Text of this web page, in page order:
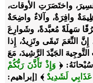
واختَصَرَتِ الأَوقات،
وافِرَةٌ، وآلاءٌ واضِحَةٌ
سَهلَةً مُعبَّدةً، وشَوارِعَ
النِّعَمَ تَبقَى وتَزِيدُ، إِذا
الجَيِّدَ الرَّشِيدَ، مَعَ
﴿وَإِذْ تَأَذَّنَ رَبُّكُمْ
عَذَابِي لَشَدِيدٌ﴾ [إبراهيم: